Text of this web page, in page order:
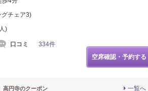
チェア3)
)
口コミ 334件
空席確認・予約する
一覧へ
高円寺のクーポン